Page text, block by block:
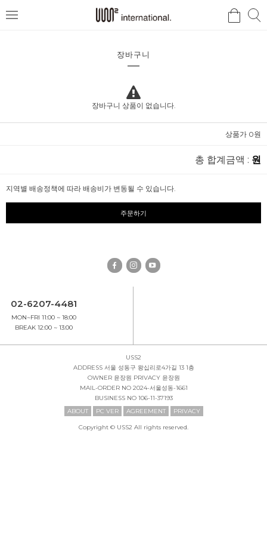
메
검
장바구니
장바구니 상품이 없습니다.
상품가 0원
총 합계금액 : 원
지역별 배송정책에 따라 배송비가 변동될 수 있습니다.
주문하기
02-6207-4481
MON~FRI 11:00 ~ 18:00
BREAK 12:00 ~ 13:00
USS2
ADDRESS서울 성동구 왕십리로4가길 13 1층
OWNER윤장원 PRIVACY윤장원
MAIL-ORDER NO2024-서울성동-1661
BUSINESS NO106-11-37193
ABOUT
PC VER AGREEMENT PRIVACY
Copyright © USS2 All rights reserved.